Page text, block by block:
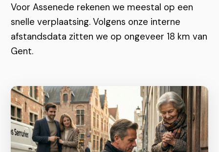
Voor Assenede rekenen we meestal op een
snelle verplaatsing. Volgens onze interne
afstandsdata zitten we op ongeveer 18 km van
Gent.